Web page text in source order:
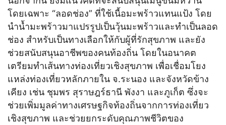
โดยเฉพาะ “ลอดช่อง” ที่ใช้เนื้อมะพร้าวแทนแป้ง โดย
นำน้ำมะพร้าวมาแปรรูปเป็นวุ้นมะพร้าวและทำเป็นลอด
ช่อง สำหรับเป็นทางเลือกให้กับผู้ที่รักสุขภาพ และยัง
ช่วยสนับสนุนอาชีพของคนท้องถิ่น โดยในอนาคต
เตรียมทำเส้นทางท่องเที่ยวเชิงสุขภาพ เพื่อเชื่อมโยง
แหล่งท่องเที่ยวหลักภายใน จ.ระนอง และจังหวัดข้าง
เคียง เช่น ชุมพร สุราษฎร์ธานี พังงา และภูเก็ต ซึ่งจะ
ช่วยเพิ่มมูลค่าทางเศรษฐกิจท้องถิ่นจากการท่องเที่ยว
เชิงสุขภาพ และช่วยยกระดับคุณภาพชีวิตของ